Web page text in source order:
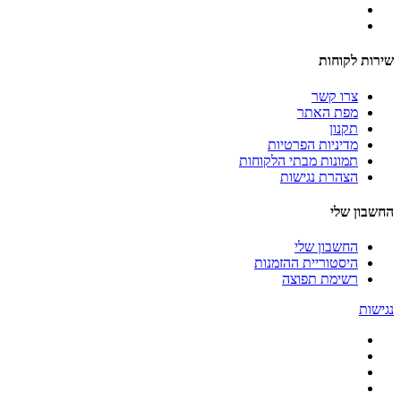
שירות לקוחות
צרו קשר
מפת האתר
תקנון
מדיניות הפרטיות
תמונות מבתי הלקוחות
הצהרת נגישות
החשבון שלי
החשבון שלי
היסטוריית ההזמנות
רשימת תפוצה
נגישות